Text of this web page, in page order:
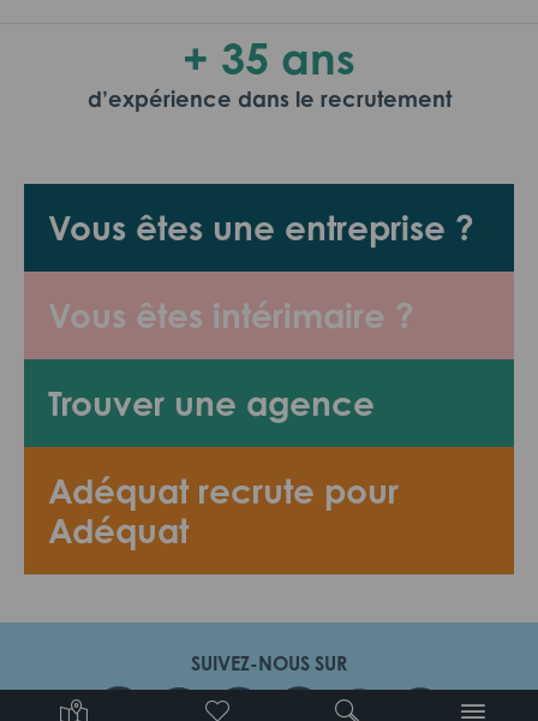
Vous êtes une entreprise ?
Vous êtes intérimaire ?
Trouver une agence
Adéquat recrute pour
Adéquat
+ 35 ans
d’expérience dans le recrutement
SUIVEZ-NOUS SUR